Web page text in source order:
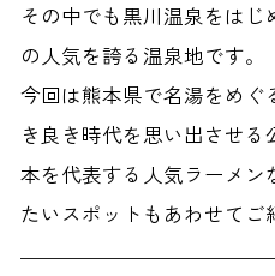
その中でも黒川温泉をは
の人気を誇る温泉地です。
今回は熊本県で名湯をめ
き良き時代を思い出させ
本を代表する人気ラーメン
たいスポットもあわせてご